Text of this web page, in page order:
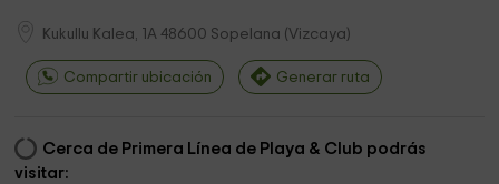
Kukullu Kalea, 1A 48600 Sopelana (Vizcaya)
Compartir ubicación Generar ruta
Cerca de Primera Línea de Playa & Club podrás
visitar: